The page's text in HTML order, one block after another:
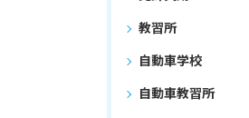
教習所
自動車学校
自動車教習所